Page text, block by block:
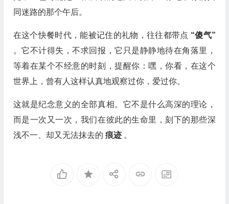
同迷路的那个午后。
在这个快餐时代，能被记住的礼物，往往都带点 “傻气”
。它不计得失，不求回报，它只是静静地待在角落里，
等着在某个不经意的时刻，提醒你：嘿，你看，在这个
世界上，曾有人这样认真地观察过你，爱过你。
这就是纪念意义的全部真相。它不是什么高深的理论，
而是一次又一次，我们在彼此的生命里，刻下的那些深
浅不一、却又无法抹去的 痕迹 。